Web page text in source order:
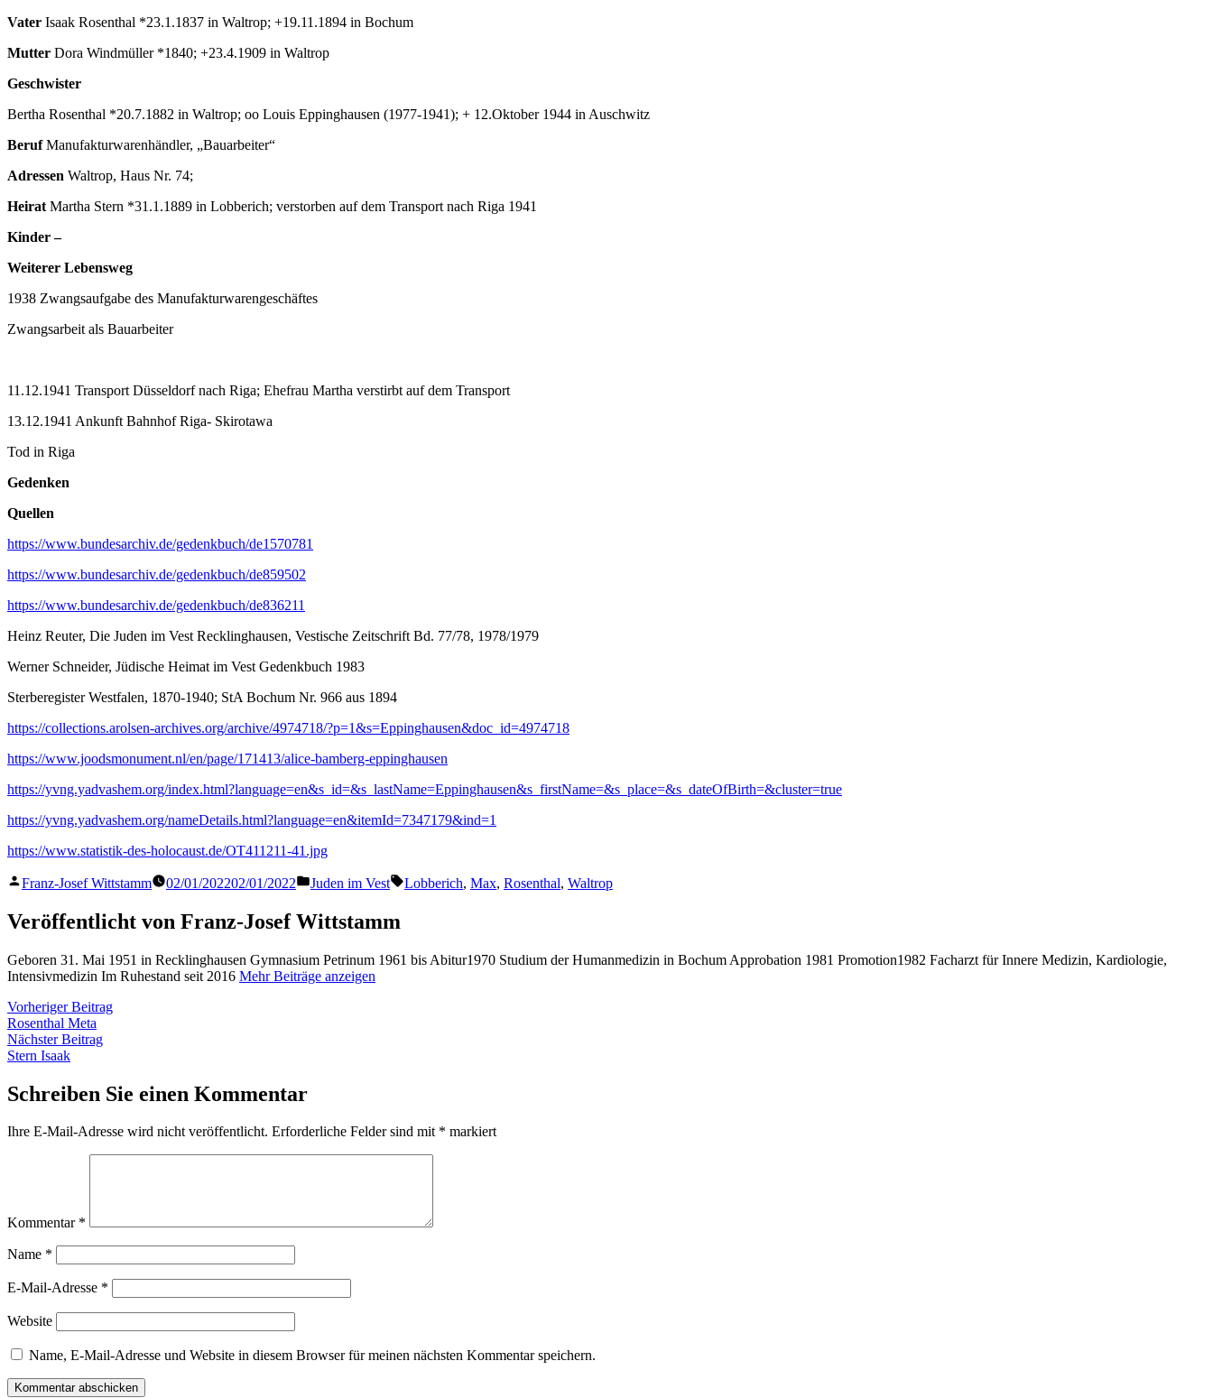
Vater Isaak Rosenthal *23.1.1837 in Waltrop; +19.11.1894 in Bochum
Mutter Dora Windmüller *1840; +23.4.1909 in Waltrop
Geschwister
Bertha Rosenthal *20.7.1882 in Waltrop; oo Louis Eppinghausen (1977-1941); + 12.Oktober 1944 in Auschwitz
BerufManufakturwarenhändler, „Bauarbeiter“
Adressen Waltrop, Haus Nr. 74;
Heirat Martha Stern *31.1.1889 in Lobberich; verstorben auf dem Transport nach Riga 1941
Kinder –
Weiterer Lebensweg
1938 Zwangsaufgabe des Manufakturwarengeschäftes
Zwangsarbeit als Bauarbeiter
11.12.1941 Transport Düsseldorf nach Riga; Ehefrau Martha verstirbt auf dem Transport
13.12.1941 Ankunft Bahnhof Riga- Skirotawa
Tod in Riga
Gedenken
Quellen
https://www.bundesarchiv.de/gedenkbuch/de1570781
https://www.bundesarchiv.de/gedenkbuch/de859502
https://www.bundesarchiv.de/gedenkbuch/de836211
Heinz Reuter, Die Juden im Vest Recklinghausen, Vestische Zeitschrift Bd. 77/78, 1978/1979
Werner Schneider, Jüdische Heimat im Vest Gedenkbuch 1983
Sterberegister Westfalen, 1870-1940; StA Bochum Nr. 966 aus 1894
https://collections.arolsen-archives.org/archive/4974718/?p=1&s=Eppinghausen&doc_id=4974718
https://www.joodsmonument.nl/en/page/171413/alice-bamberg-eppinghausen
https://yvng.yadvashem.org/index.html?language=en&s_id=&s_lastName=Eppinghausen&s_firstName=&s_place=&s_dateOfBirth=&cluster=true
https://yvng.yadvashem.org/nameDetails.html?language=en&itemId=7347179&ind=1
https://www.statistik-des-holocaust.de/OT411211-41.jpg
Veröffentlicht
Franz-Josef Wittstamm 02/01/202202/01/2022
Veröffentlicht
Juden im Vest Schlagwörter:
Lobberich, Max, Rosenthal, Waltrop
Veröffentlicht von Franz-Josef Wittstamm
Geboren 31. Mai 1951 in Recklinghausen Gymnasium Petrinum 1961 bis Abitur1970 Studium der Humanmedizin in Bochum Approbation 1981 Promotion1982 Facharzt für Innere Medizin, Kardiologie,
Intensivmedizin Im Ruhestand seit 2016 Mehr Beiträge anzeigen
Beitragsnavigation
Vorheriger BeitragVorheriger
Rosenthal Meta
Nächster BeitragNächster
Stern Isaak
Schreiben Sie einen Kommentar
Ihre E-Mail-Adresse wird nicht veröffentlicht. Erforderliche Felder sind mit * markiert
Kommentar *
Name *
E-Mail-Adresse *
Website
Name, E-Mail-Adresse und Website in diesem Browser für meinen nächsten Kommentar speichern.